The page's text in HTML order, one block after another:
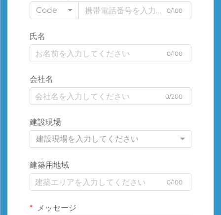
Code
0/100
氏名
0/100
会社名
0/200
建設現場
建設現場を入力してください
建築用地域
0/100
メッセージ